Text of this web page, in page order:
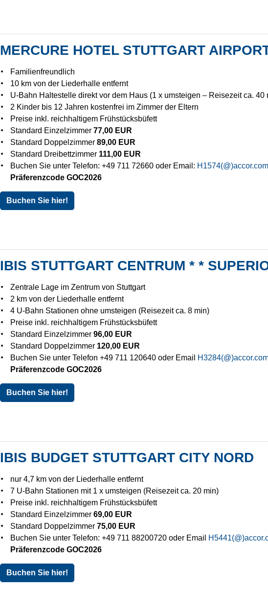
MERCURE HOTEL STUTTGART
Familienfreundlich
10 km von der Liederhalle entfernt
U-Bahn Haltestelle direkt vor dem Haus (1 x umsteigen – Reisezeit ca. 40
2 Kinder bis 12 Jahren kostenfrei im Zimmer der Eltern
Preise inkl. reichhaltigem Frühstücksbüfett
Standard Einzelzimmer 77,00 EUR
Standard Doppelzimmer 89,00 EUR
Standard Dreibettzimmer 111,00 EUR
Buchen Sie unter Telefon: +49 711 72660 oder Email: H1574(@)accor.com
Präferenzcode GOC2026
Buchen Sie hier!
IBIS STUTTGART CENTRUM * *
Zentrale Lage im Zentrum von Stuttgart
2 km von der Liederhalle entfernt
4 U-Bahn Stationen ohne umsteigen (Reisezeit ca. 8 min)
Preise inkl. reichhaltigem Frühstücksbüfett
Standard Einzelzimmer 96,00 EUR
Standard Doppelzimmer 120,00 EUR
Buchen Sie unter Telefon +49 711 120640 oder Email
Präferenzcode GOC2026
Buchen Sie hier!
IBIS BUDGET STUTTGART CITY NORD
nur 4,7 km von der Liederhalle entfernt
7 U-Bahn Stationen mit 1 x umsteigen (Reisezeit ca. 20 min)
Preise inkl. reichhaltigem Frühstücksbüfett
Standard Einzelzimmer 69,00 EUR
Standard Doppelzimmer 75,00 EUR
Buchen Sie unter Telefon: +49 711 88200720 oder Email
Präferenzcode GOC2026
Buchen Sie hier!